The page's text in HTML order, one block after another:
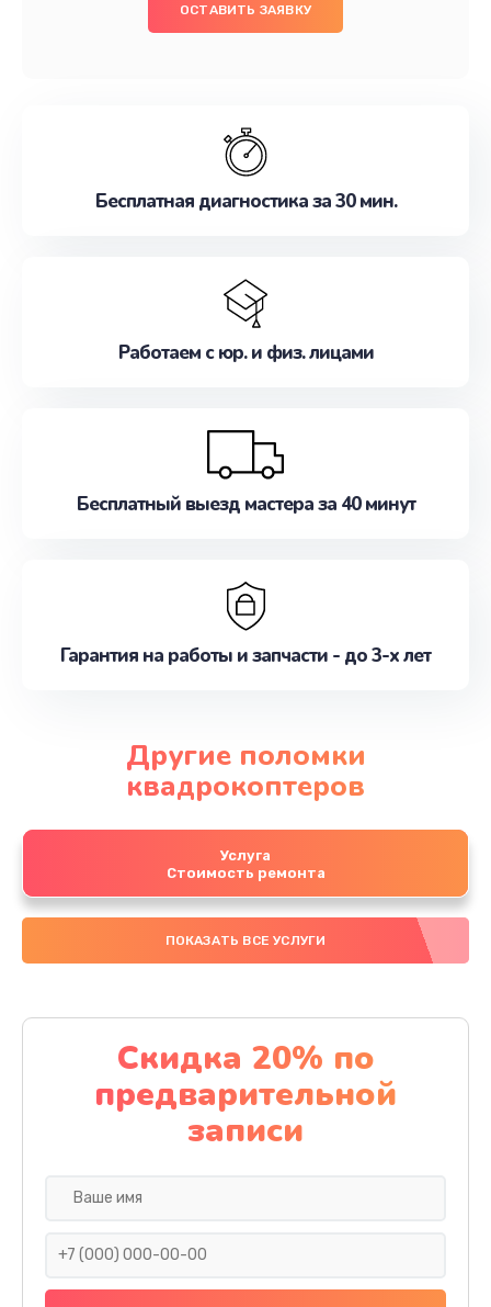
ОСТАВИТЬ ЗАЯВКУ
Бесплатная диагностика за 30 мин.
Работаем с юр. и физ. лицами
Бесплатный выезд мастера за 40 минут
Гарантия на работы и запчасти - до 3-х лет
Другие поломки
квадрокоптеров
Услуга
Стоимость ремонта
ПОКАЗАТЬ ВСЕ УСЛУГИ
Скидка 20% по
предварительной
записи